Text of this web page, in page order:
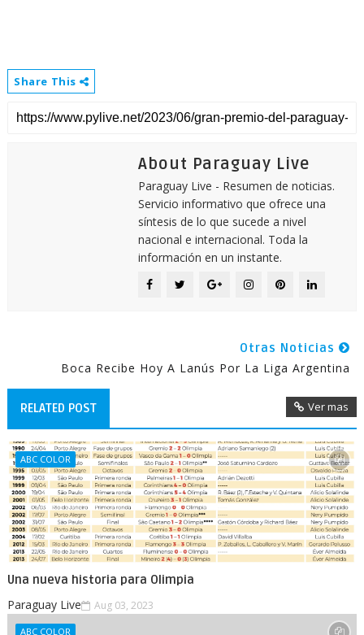
Share This
About Paraguay Live
Paraguay Live - Resumen de noticias.
Servicio informativo que ofrece una
síntesis de lo que sucede a nivel
nacional e internacional. Toda la
información en un instante.
Otras Noticias
Boca Recibe Hoy A Lanús Por La Liga Argentina
RELATED POST Ver mas
ABC COLOR
Una nueva historia para Olimpia
Paraguay Live Aug 03, 2023
ABC COLOR